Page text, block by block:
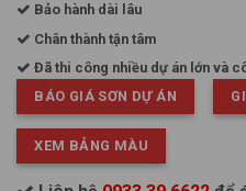
Bảo hành dài lâu
Chân thành tận tâm
Đã thi công nhiều dự án lớn và
BÁO GIÁ SƠN DỰ ÁN
XEM BẢNG MÀU